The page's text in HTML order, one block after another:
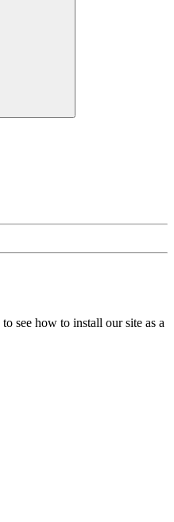
see how to install our site as a